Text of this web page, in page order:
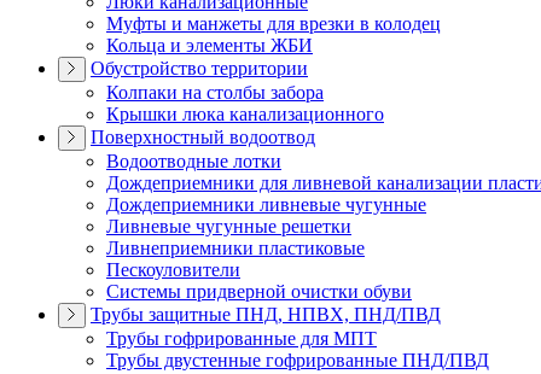
Муфты и манжеты для врезки в колодец
Кольца и элементы ЖБИ
Обустройство территории
Колпаки на столбы забора
Крышки люка канализационного
Поверхностный водоотвод
Водоотводные лотки
Дождеприемники для ливневой канализации
Дождеприемники ливневые чугунные
Ливневые чугунные решетки
Ливнеприемники пластиковые
Пескоуловители
Системы придверной очистки обуви
Трубы защитные ПНД, НПВХ, ПНД/ПВД
Трубы гофрированные для МПТ
Трубы двустенные гофрированные ПНД/ПВД